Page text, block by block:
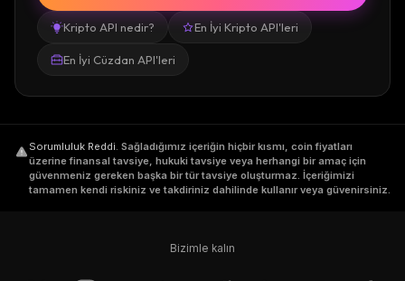
Kripto API nedir? En İyi Kripto API'leri
En İyi Cüzdan API'leri
Sorumluluk Reddi. Sağladığımız içeriğin hiçbir kısmı, coin fiyatları
üzerine finansal tavsiye, hukuki tavsiye veya herhangi bir amaç için
güvenmeniz gereken başka bir tür tavsiye oluşturmaz. İçeriğimizi
tamamen kendi riskiniz ve takdiriniz dahilinde kullanır veya güvenirsiniz.
Bizimle kalın